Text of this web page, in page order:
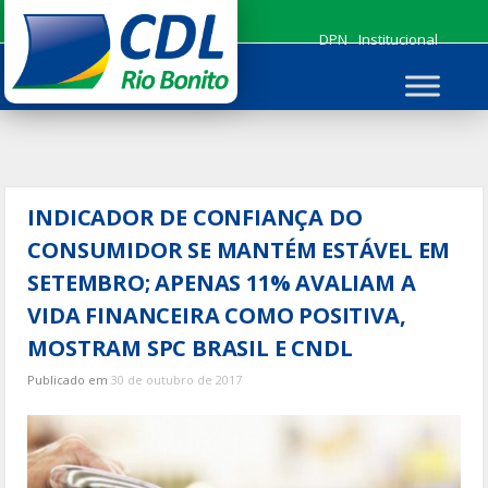
para
conteúdo
DPN Institucional
INDICADOR DE CONFIANÇA DO
CONSUMIDOR SE MANTÉM ESTÁVEL EM
SETEMBRO; APENAS 11% AVALIAM A
VIDA FINANCEIRA COMO POSITIVA,
MOSTRAM SPC BRASIL E CNDL
Publicado em30 de outubro de 2017